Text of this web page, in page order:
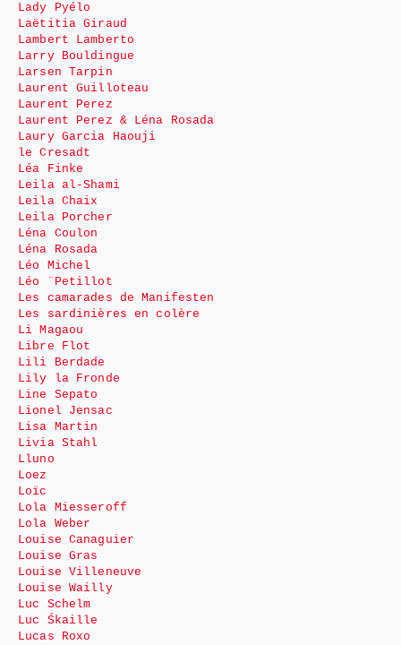
Lady Pyélo
Laëtitia Giraud
Lambert Lamberto
Larry Bouldingue
Larsen Tarpin
Laurent Guilloteau
Laurent Perez
Laurent Perez & Léna Rosada
Laury Garcia Haouji
le Cresadt
Léa Finke
Leila al-Shami
Leila Chaix
Leila Porcher
Léna Coulon
Léna Rosada
Léo Michel
Léo ¨Petillot
Les camarades de Manifesten
Les sardinières en colère
Li Magaou
Libre Flot
Lili Berdade
Lily la Fronde
Line Sepato
Lionel Jensac
Lisa Martin
Livia Stahl
Lluno
Loez
Loïc
Lola Miesseroff
Lola Weber
Louise Canaguier
Louise Gras
Louise Villeneuve
Louise Wailly
Luc Schelm
Luc Śkaille
Lucas Roxo